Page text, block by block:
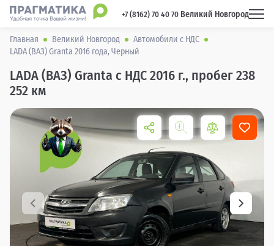
+7 (8162) 70 40 70 Великий Новгород
Главная Великий Новгород
Автомобили с НДС
LADA (ВАЗ) Granta 2016 года, Черный
LADA (ВАЗ) Granta с НДС 2016 г., пробег 238
252 км